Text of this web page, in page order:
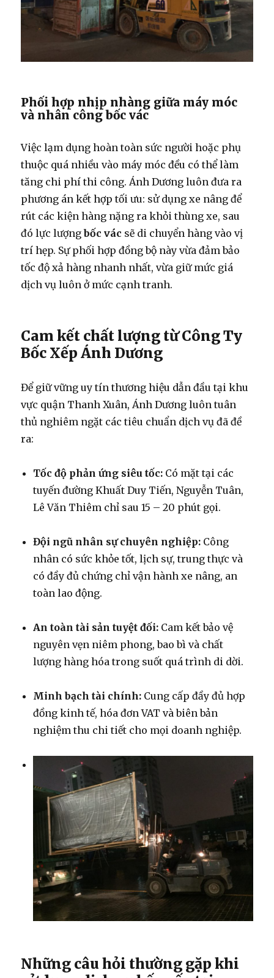
Phối hợp nhịp nhàng giữa máy móc
và nhân công bốc vác
Việc lạm dụng hoàn toàn sức người hoặc phụ
thuộc quá nhiều vào máy móc đều có thể làm
tăng chi phí thi công. Ánh Dương luôn đưa ra
phương án kết hợp tối ưu: sử dụng xe nâng để
rút các kiện hàng nặng ra khỏi thùng xe, sau
đó lực lượngbốc vác sẽ di chuyển hàng vào vị
trí hẹp. Sự phối hợp đồng bộ này vừa đảm bảo
tốc độ xả hàng nhanh nhất, vừa giữ mức giá
dịch vụ luôn ở mức cạnh tranh.
Cam kết chất lượng từ Công Ty
Bốc Xếp Ánh Dương
Để giữ vững uy tín thương hiệu dẫn đầu tại khu
vực quận Thanh Xuân, Ánh Dương luôn tuân
thủ nghiêm ngặt các tiêu chuẩn dịch vụ đã đề
ra:
Tốc độ phản ứng siêu tốc: Có mặt tại các
tuyến đường Khuất Duy Tiến, Nguyễn Tuân,
Lê Văn Thiêm chỉ sau 15 – 20 phút gọi.
Đội ngũ nhân sự chuyên nghiệp: Công
nhân có sức khỏe tốt, lịch sự, trung thực và
có đầy đủ chứng chỉ vận hành xe nâng, an
toàn lao động.
An toàn tài sản tuyệt đối: Cam kết bảo vệ
nguyên vẹn niêm phong, bao bì và chất
lượng hàng hóa trong suốt quá trình di dời.
Minh bạch tài chính: Cung cấp đầy đủ hợp
đồng kinh tế, hóa đơn VAT và biên bản
nghiệm thu chi tiết cho mọi doanh nghiệp.
Những câu hỏi thường gặp khi